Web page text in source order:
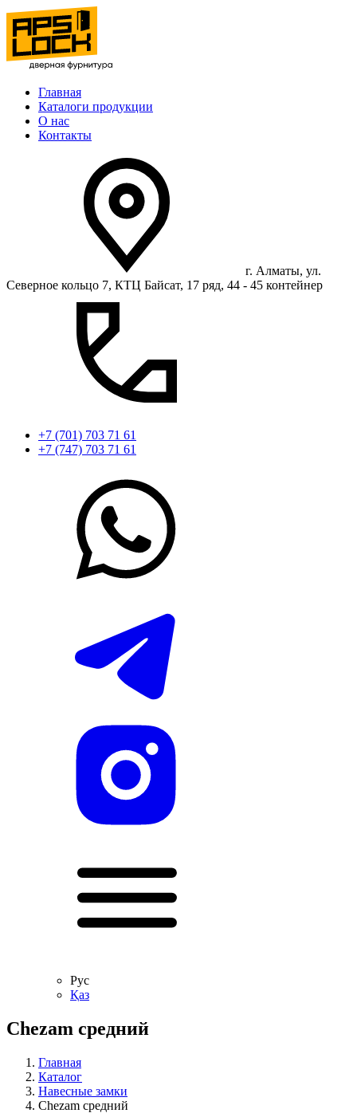
Главная
Каталоги продукции
О нас
Контакты
г. Алматы, ул.
Северное кольцо 7, КТЦ Байсат, 17 ряд, 44 - 45 контейнер
+7 (701) 703 71 61
+7 (747) 703 71 61
Рус
Қаз
Chezam средний
Главная
Каталог
Навесные замки
Chezam средний